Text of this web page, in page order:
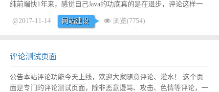
纯前端快1年来，感觉自己Java的功底真的是在退步，评论这样一
个很简单的东西我竟然很多地方都写的很吃力，方案换了一套又一
套，代码重写了一遍又一遍，再加上自己的强迫症太严重，哎，具
体细节后面再道来。 最终效果界面效果大部...阅读全文
@2017-11-14 网站建设 浏览(7754)
评论测试页面
公告本站评论功能今天上线，欢迎大家随意评论、灌水！ 这个页
面是专门的评论测试页面，除非恶意谩骂、攻击、色情等评论，一